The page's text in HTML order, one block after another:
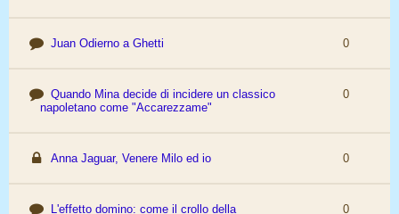
Juan Odierno a Ghetti 0
Quando Mina decide di incidere un classico
napoletano come "Accarezzame"
0
Anna Jaguar, Venere Milo ed io 0
L'effetto domino: come il crollo della 0